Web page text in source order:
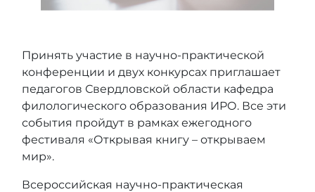
Принять участие в научно-практической
конференции и двух конкурсах приглашает
педагогов Свердловской области кафедра
филологического образования ИРО. Все эти
события пройдут в рамках ежегодного
фестиваля «Открывая книгу – открываем
мир».
Всероссийская научно-практическая